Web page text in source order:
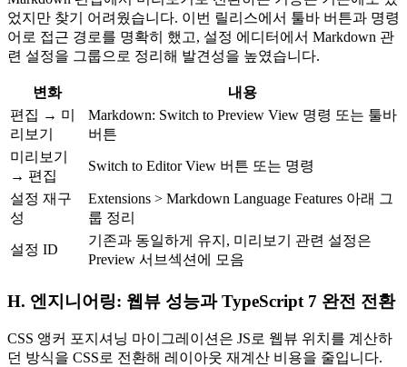
었지만 찾기 어려웠습니다. 이번 릴리스에서 툴바 버튼과 명령
어로 접근 경로를 명확히 했고, 설정 에디터에서 Markdown 관
련 설정을 그룹으로 정리해 발견성을 높였습니다.
변화
내용
편집 → 미
리보기
Markdown: Switch to Preview View 명령 또는 툴바
버튼
미리보기
→ 편집
Switch to Editor View 버튼 또는 명령
설정 재구
성
Extensions > Markdown Language Features 아래 그
룹 정리
설정 ID
기존과 동일하게 유지, 미리보기 관련 설정은
Preview 서브섹션에 모음
H. 엔지니어링: 웹뷰 성능과 TypeScript 7 완전 전환
CSS 앵커 포지셔닝 마이그레이션은 JS로 웹뷰 위치를 계산하
던 방식을 CSS로 전환해 레이아웃 재계산 비용을 줄입니다.